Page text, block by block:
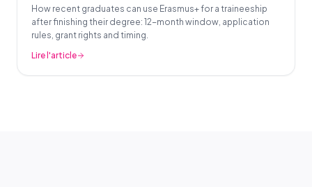
How recent graduates can use Erasmus+ for a traineeship
after finishing their degree: 12-month window, application
rules, grant rights and timing.
Lire l'article